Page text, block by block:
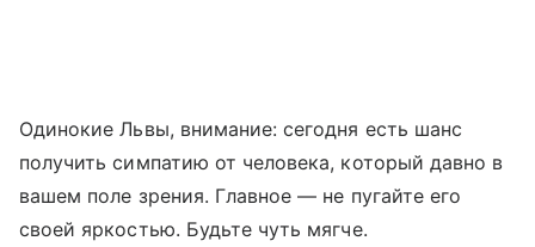
Одинокие Львы, внимание: сегодня есть шанс
получить симпатию от человека, который давно в
вашем поле зрения. Главное — не пугайте его
своей яркостью. Будьте чуть мягче.